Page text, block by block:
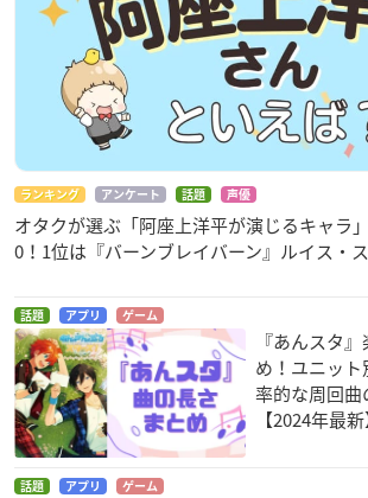
ランキング アンケート 話題 声優
オタクが選ぶ「阿座上洋平が演じるキャラ
0！1位は『バーンブレイバーン』ルイス・
話題 アプリ ゲーム
『あんスタ
め！ユニット
率的な周回
【2024年最新
話題 アプリ ゲーム